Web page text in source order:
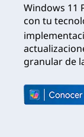
Windows 11
con tu
granular de